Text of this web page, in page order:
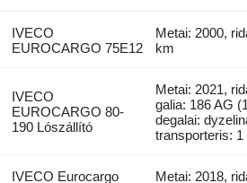
IVECO
EUROCARGO 75E12
Metai: 2000,
km
IVECO
EUROCARGO 80-
190 Lószállító
Metai: 2021,
galia: 186 AG
degalai:
transporteris: 1
IVECO Eurocargo
Metai: 2018,